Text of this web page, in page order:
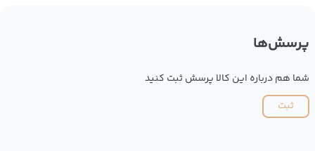
پرسش‌ها
شما هم درباره این کالا پرسش ثبت کنید
ثبت